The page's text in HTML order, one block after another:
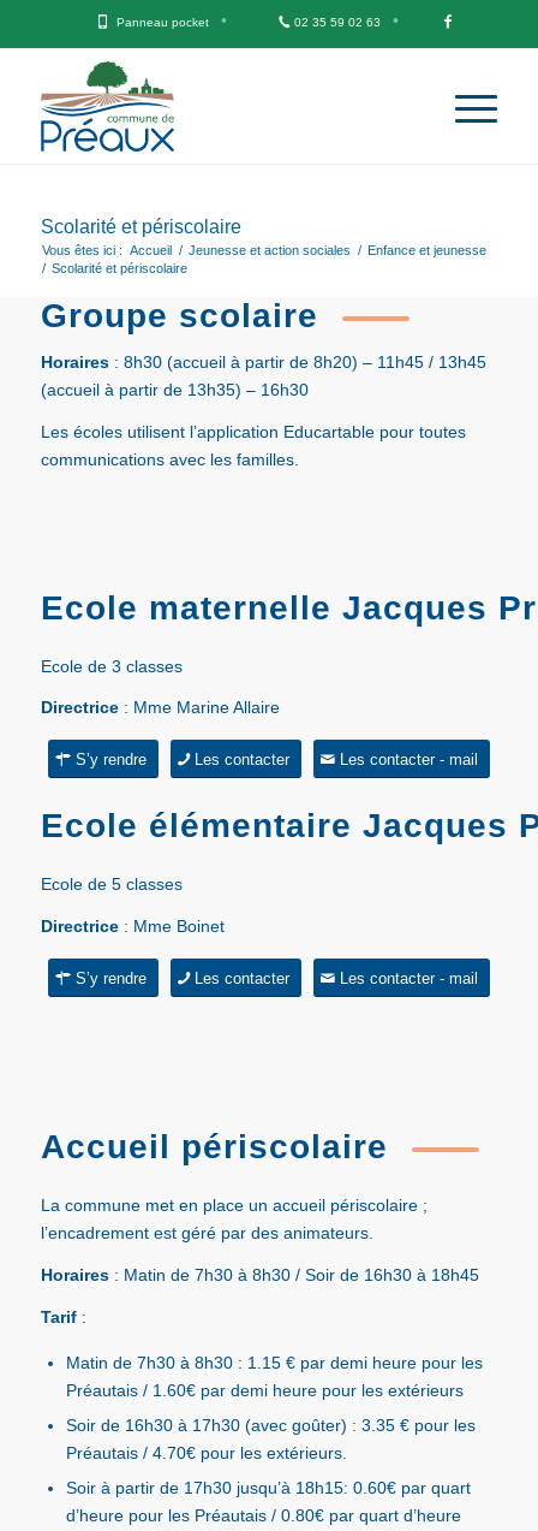
Panneau pocket 02 35 59 02 63
Scolarité et périscolaire
Vous êtes ici : Accueil / Jeunesse et action sociales / Enfance et jeunesse
/ Scolarité et périscolaire
Groupe scolaire
Horaires: 8h30 (accueil à partir de 8h20) – 11h45 / 13h45
(accueil à partir de 13h35) – 16h30
Les écoles utilisent l’application Educartable pour toutes
communications avec les familles.
Ecole maternelle Jacques
Ecole de 3 classes
Directrice: Mme Marine Allaire
S’y rendre Les contacter Les contacter - mail
Ecole élémentaire Jacques
Ecole de 5 classes
Directrice: Mme Boinet
S’y rendre Les contacter Les contacter - mail
Accueil périscolaire
La commune met en place un accueil périscolaire ;
l’encadrement est géré par des animateurs.
Horaires: Matin de 7h30 à 8h30 / Soir de 16h30 à 18h45
Tarif:
Matin de 7h30 à 8h30 : 1.15 € par demi heure pour les
Préautais / 1.60€ par demi heure pour les extérieurs
Soir de 16h30 à 17h30 (avec goûter) : 3.35 € pour les
Préautais / 4.70€ pour les extérieurs.
Soir à partir de 17h30 jusqu’à 18h15: 0.60€ par quart
d’heure pour les Préautais / 0.80€ par quart d’heure